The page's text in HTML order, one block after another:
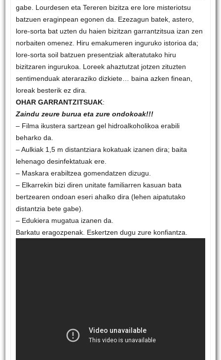
gabe. Lourdesen eta Tereren bizitza ere lore misteriotsu
batzuen eraginpean egonen da. Ezezagun batek, astero,
lore-sorta bat uzten du haien bizitzan garrantzitsua izan zen
norbaiten omenez. Hiru emakumeren inguruko istorioa da;
lore-sorta soil batzuen presentziak alteratutako hiru
bizitzaren ingurukoa. Loreek ahaztutzat jotzen zituzten
sentimenduak ateraraziko dizkiete… baina azken finean,
loreak besterik ez dira.
OHAR GARRANTZITSUAK:
Zaindu zeure burua eta zure ondokoak!!!
– Filma ikustera sartzean gel hidroalkoholikoa erabili
beharko da.
– Aulkiak 1,5 m distantziara kokatuak izanen dira; baita
lehenago desinfektatuak ere.
– Maskara erabiltzea gomendatzen dizugu.
– Elkarrekin bizi diren unitate familiarren kasuan bata
bertzearen ondoan eseri ahalko dira (lehen aipatutako
distantzia bete gabe).
– Edukiera mugatua izanen da.
Barkatu eragozpenak. Eskertzen dugu zure konfiantza.